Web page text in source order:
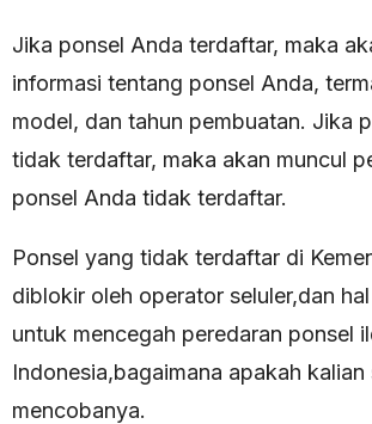
Jika ponsel Anda terdaftar, maka
informasi tentang ponsel Anda,
model, dan tahun pembuatan. Jika
tidak terdaftar, maka akan muncul
ponsel Anda tidak terdaftar.
Ponsel yang tidak terdaftar di
diblokir oleh operator seluler,dan
untuk mencegah peredaran ponsel
Indonesia,bagaimana apakah kalian
mencobanya.